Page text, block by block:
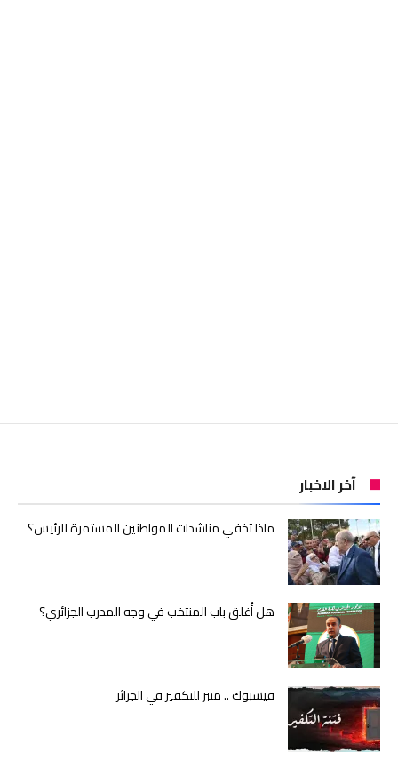
آخر الاخبار
ماذا تخفي مناشدات المواطنين المستمرة للرئيس؟
هل أُغلق باب المنتخب في وجه المدرب الجزائري؟
فيسبوك .. منبر للتكفير في الجزائر